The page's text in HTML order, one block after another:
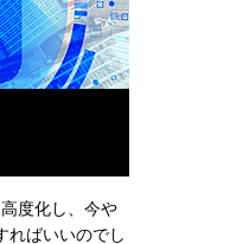
度化し、今や
ればいいのでし